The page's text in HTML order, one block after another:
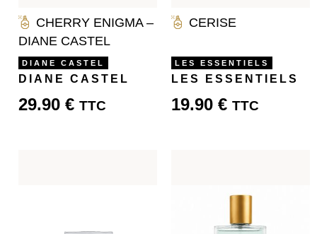
CHERRY ENIGMA –
DIANE CASTEL
DIANE CASTEL
DIANE CASTEL
29.90 € TTC
CERISE
LES ESSENTIELS
LES ESSENTIELS
19.90 € TTC